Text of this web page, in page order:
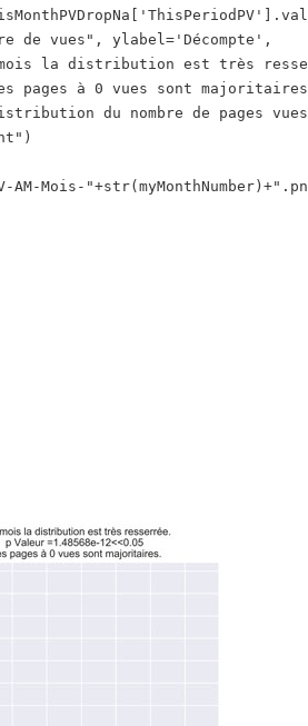
de vues", ylabel='Décompte',
la distribution est très
pages à 0 vues sont
du nombre de pages
Mois-